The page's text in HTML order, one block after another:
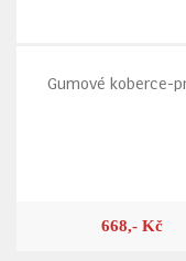
Gumové koberce-
668,- Kč